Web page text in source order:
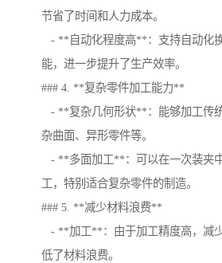
节省了时间和人力成本。
- **自动化程度高**：支持自动化
能，进一步提升了生产效率。
### 4. **复杂零件加工能力**
- **复杂几何形状**：能够加工传
杂曲面、异形零件等。
- **多面加工**：可以在一次装夹
工，特别适合复杂零件的制造。
### 5. **减少材料浪费**
- **加工**：由于加工精度高，减
低了材料浪费。